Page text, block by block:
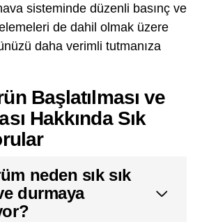
sisteminde düzenli basınç ve
de dahil olmak üzere
daha verimli tutmanıza
Başlatılması ve
Hakkında Sık
neden sık sık
durmaya